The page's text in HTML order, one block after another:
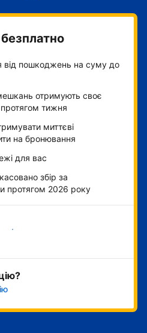
"ліжко і
від пошкоджень на суму до
отримують своє
тижня
миттєві
на бронювання
для вас
збір за
протягом 2026 року
зараз